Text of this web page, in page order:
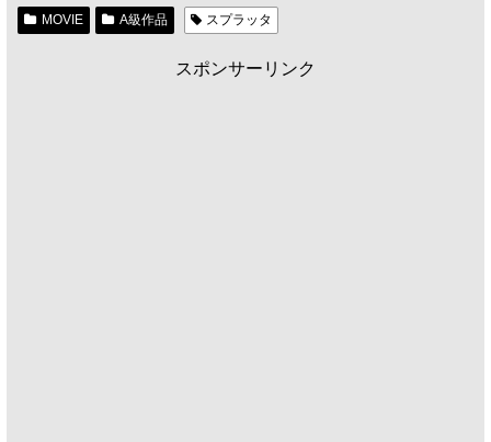
MOVIE A級作品 スプラッタ
スポンサーリンク